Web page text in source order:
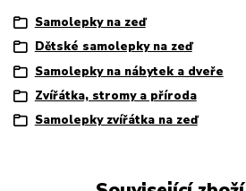
Samolepky na zeď
Dětské samolepky na zeď
Samolepky na nábytek a dveře
Zvířátka, stromy a příroda
Samolepky zvířátka na zeď